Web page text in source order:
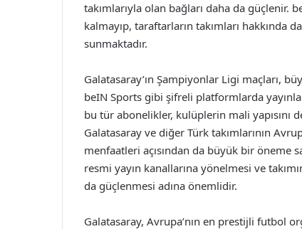
takımlarıyla olan bağları daha da güçlenir.
kalmayıp, taraftarların takımları hakkında
sunmaktadır.
Galatasaray’ın Şampiyonlar Ligi maçları,
beIN Sports gibi şifreli platformlarda
bu tür abonelikler, kulüplerin mali yapısını
Galatasaray ve diğer Türk takımlarının
menfaatleri açısından da büyük bir öneme
resmi yayın kanallarına yönelmesi ve
da güçlenmesi adına önemlidir.
Galatasaray, Avrupa’nın en prestijli futbol